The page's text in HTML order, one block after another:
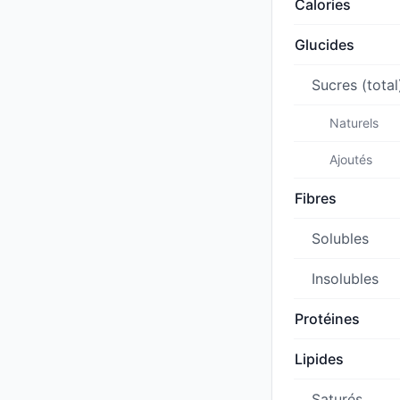
Calories
Glucides
Sucres
Naturels
Ajoutés
Fibres
Solubles
Insolubles
Protéines
Lipides